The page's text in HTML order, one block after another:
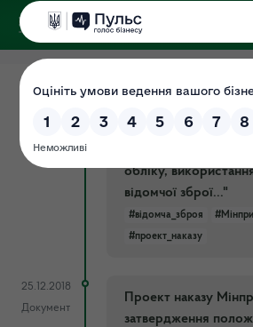
ДЕРЖЕКОІНСПЕКЦІЯ
25.12.2018
Документ
затвердження
придбання,
обліку,
відомчої зброї..."
#відомча_зброя
#проект_наказу
25.12.2018
Документ
Проект наказу
затвердження